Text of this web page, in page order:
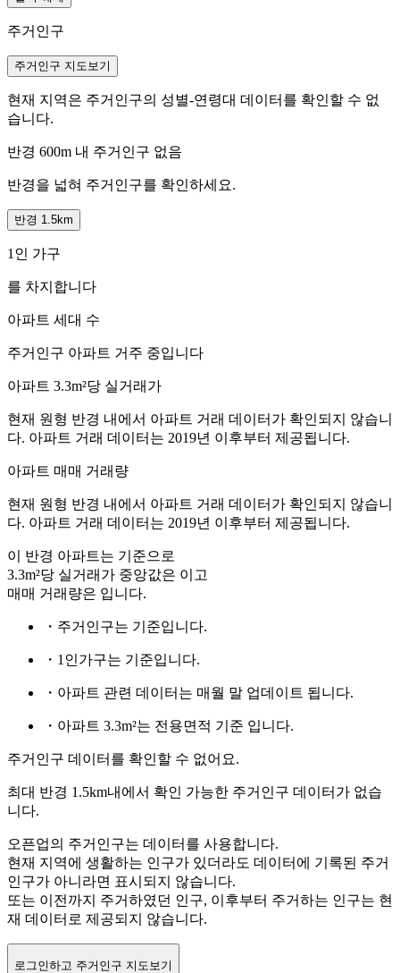
주거인구
주거인구 지도보기
현재 지역은 주거인구의 성별-연령대 데이터를 확인할 수 없
습니다.
반경 600m 내 주거인구 없음
반경을 넓혀 주거인구를 확인하세요.
반경 1.5km
1인 가구
를 차지합니다
아파트 세대 수
주거인구 아파트 거주 중입니다
아파트 3.3m²당 실거래가
현재 원형 반경 내에서 아파트 거래 데이터가 확인되지 않습니
다. 아파트 거래 데이터는 2019년 이후부터 제공됩니다.
아파트 매매 거래량
현재 원형 반경 내에서 아파트 거래 데이터가 확인되지 않습니
다. 아파트 거래 데이터는 2019년 이후부터 제공됩니다.
이 반경 아파트는 기준으로
3.3m²당 실거래가 중앙값은 이고
매매 거래량은 입니다.
・주거인구는 기준입니다.
・1인가구는 기준입니다.
・아파트 관련 데이터는 매월 말 업데이트 됩니다.
・아파트 3.3m²는 전용면적 기준 입니다.
주거인구 데이터를 확인할 수 없어요.
최대 반경 1.5km내에서 확인 가능한 주거인구 데이터가 없습
니다.
오픈업의 주거인구는 데이터를 사용합니다.
현재 지역에 생활하는 인구가 있더라도 데이터에 기록된 주거
인구가 아니라면 표시되지 않습니다.
또는 이전까지 주거하였던 인구, 이후부터 주거하는 인구는 현
재 데이터로 제공되지 않습니다.
로그인하고 주거인구 지도보기